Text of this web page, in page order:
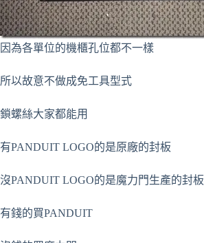
因為各單位的機櫃孔位都不一樣
所以故意不做成免工具型式
鎖螺絲大家都能用
有PANDUIT LOGO的是原廠的封板
沒PANDUIT LOGO的是魔力門生產的封板
有錢的買PANDUIT